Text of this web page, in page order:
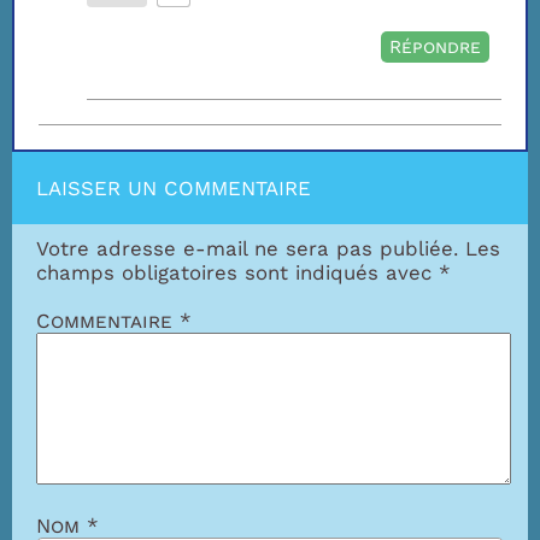
Répondre
LAISSER UN COMMENTAIRE
Votre adresse e-mail ne sera pas publiée. Les
champs obligatoires sont indiqués avec *
Commentaire *
Nom *